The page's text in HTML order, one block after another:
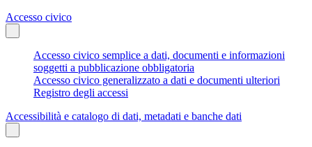
Accesso civico
Accesso civico semplice a dati, documenti e informazioni
soggetti a pubblicazione obbligatoria
Accesso civico generalizzato a dati e documenti ulteriori
Registro degli accessi
Accessibilità e catalogo di dati, metadati e banche dati